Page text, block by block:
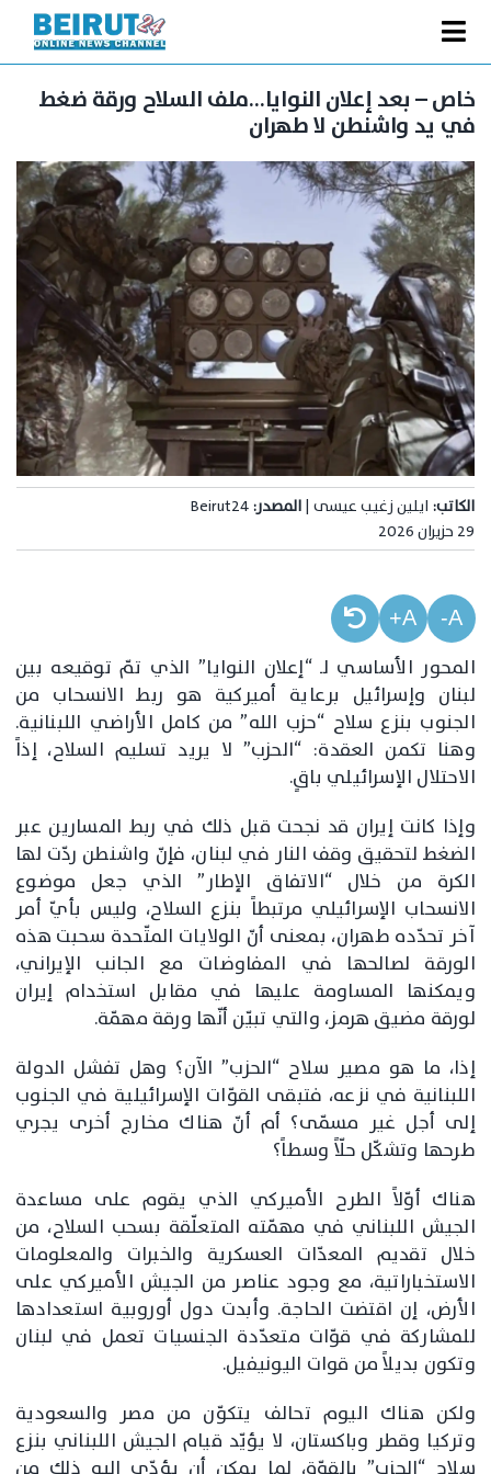
content
Toggle
Navigation
الصفحة الرئيسية
سياسة
اقتصاد
فنّ
رياضة
متفرقات
Podcast
من نحن
البحث
عن:
خاص – بعد إعلان النوايا…ملف السلاح ورقة ضغط
في يد واشنطن لا طهران
الكاتب: ايلين زغيب عيسى |المصدر:
29 حزيران 2026
A-
A+
المحور الأساسي لـ “إعلان النوايا” الذي تمّ توقيعه بين
لبنان وإسرائيل برعاية أميركية هو ربط الانسحاب من
الجنوب بنزع سلاح “حزب الله” من كامل الأراضي اللبنانية.
وهنا تكمن العقدة: “الحزب” لا يريد تسليم السلاح، إذاً
الاحتلال الإسرائيلي باقٍ.
وإذا كانت إيران قد نجحت قبل ذلك في ربط المسارين عبر
الضغط لتحقيق وقف النار في لبنان، فإنّ واشنطن ردّت لها
الكرة من خلال “الاتفاق الإطار” الذي جعل موضوع
الانسحاب الإسرائيلي مرتبطاً بنزع السلاح، وليس بأيّ أمر
آخر تحدّده طهران، بمعنى أنّ الولايات المتّحدة سحبت هذه
الورقة لصالحها في المفاوضات مع الجانب الإيراني،
ويمكنها المساومة عليها في مقابل استخدام إيران
لورقة مضيق هرمز، والتي تبيّن أنّها ورقة مهمّة.
إذا، ما هو مصير سلاح “الحزب” الآن؟ وهل تفشل الدولة
اللبنانية في نزعه، فتبقى القوّات الإسرائيلية في الجنوب
إلى أجل غير مسمّى؟ أم أنّ هناك مخارج أخرى يجري
طرحها وتشكّل حلّاً وسطاً؟
هناك أوّلاً الطرح الأميركي الذي يقوم على مساعدة
الجيش اللبناني في مهمّته المتعلّقة بسحب السلاح، من
خلال تقديم المعدّات العسكرية والخبرات والمعلومات
الاستخباراتية، مع وجود عناصر من الجيش الأميركي على
الأرض، إن اقتضت الحاجة. وأبدت دول أوروبية استعدادها
للمشاركة في قوّات متعدّدة الجنسيات تعمل في لبنان
وتكون بديلاً من قوات اليونيفيل.
ولكن هناك اليوم تحالف يتكوّن من مصر والسعودية
وتركيا وقطر وباكستان، لا يؤيّد قيام الجيش اللبناني بنزع